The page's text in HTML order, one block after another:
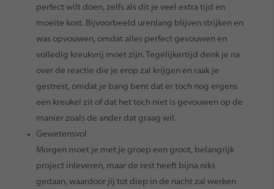
perfect wilt doen, zelfs als dit je veel extra tijd en
moeite kost. Bijvoorbeeld urenlang blijven strijken en
was opvouwen, omdat alles perfect gevouwen en
volledig kreukvrij moet zijn. Tegelijkertijd denk je na
over de reactie die je erop zal krijgen en raak je
gestrest, omdat je bang bent dat er toch nog ergens
een kreukel zit of dat het toch niet is gevouwen op de
manier zoals de ander dat graag wil.
Gewetensvol
Morgen moet je met je groep een groot, belangrijk
project inleveren, maar de rest heeft bijna niks
gedaan, waardoor jij tot diep in de nacht zal werken